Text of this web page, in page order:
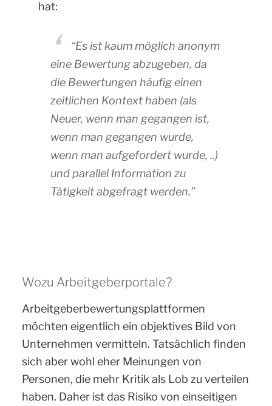
hat:
“Es ist kaum möglich anonym
eine Bewertung abzugeben, da
die Bewertungen häufig einen
zeitlichen Kontext haben (als
Neuer, wenn man gegangen ist,
wenn man gegangen wurde,
wenn man aufgefordert wurde, ..)
und parallel Information zu
Tätigkeit abgefragt werden.”
Wozu Arbeitgeberportale?
Arbeitgeberbewertungsplattformen
möchten eigentlich ein objektives Bild von
Unternehmen vermitteln. Tatsächlich finden
sich aber wohl eher Meinungen von
Personen, die mehr Kritik als Lob zu verteilen
haben. Daher ist das Risiko von einseitigen